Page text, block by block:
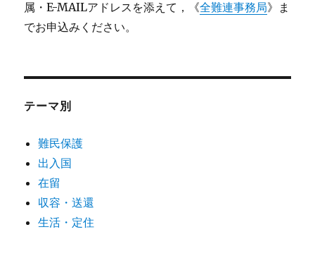
属・E-MAILアドレスを添えて，《全難連事務局》ま
でお申込みください。
テーマ別
難民保護
出入国
在留
収容・送還
生活・定住